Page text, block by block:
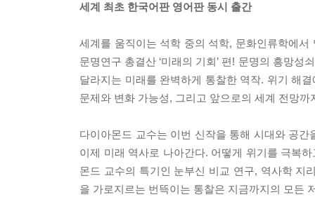
세계 최초 한국어판 영어판 동시 출간
세계를 움직이는 석학 중의 석학, 문화인류학에
문명연구 총결산 ‘미래의 기회’ 편! 문명의 흥망
달라지는 미래를 완벽하게 통찰한 역작. 위기 해
문제와 변화 가능성, 그리고 앞으로의 세계 전망
다이아몬드 교수는 이번 신작을 통해 시대와 공
이제 미래 역사로 나아간다. 어떻게 위기를 극복
몬드 교수의 특기인 눈부신 비교 연구, 역사학 지
을 가로지르는 번뜩이는 통찰은 지금까지의 모든